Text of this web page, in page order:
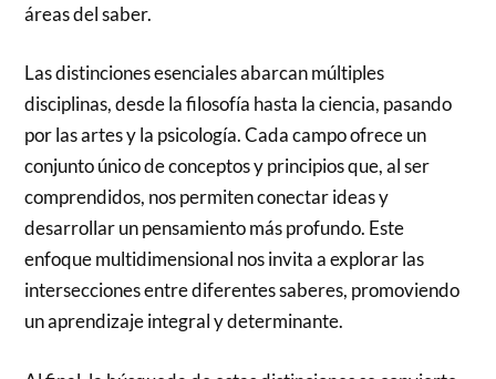
áreas del saber.
Las distinciones esenciales abarcan múltiples
disciplinas, desde la filosofía hasta la ciencia, pasando
por las artes y la psicología. Cada campo ofrece un
conjunto único de conceptos y principios que, al ser
comprendidos, nos permiten conectar ideas y
desarrollar un pensamiento más profundo. Este
enfoque multidimensional nos invita a explorar las
intersecciones entre diferentes saberes, promoviendo
un aprendizaje integral y determinante.